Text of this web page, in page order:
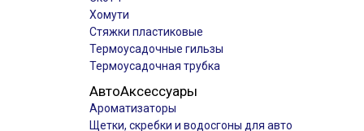
Хомути
Стяжки пластиковые
Термоусадочные гильзы
Термоусадочная трубка
АвтоАксессуары
Ароматизаторы
Щетки, скребки и водосгоны для авто